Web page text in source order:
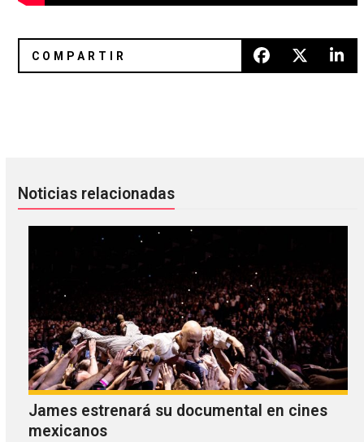
Noticias relacionadas
James estrenará su documental en cines
mexicanos